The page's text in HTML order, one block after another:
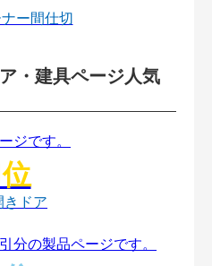
ー間仕切
・建具ページ人気
きドア